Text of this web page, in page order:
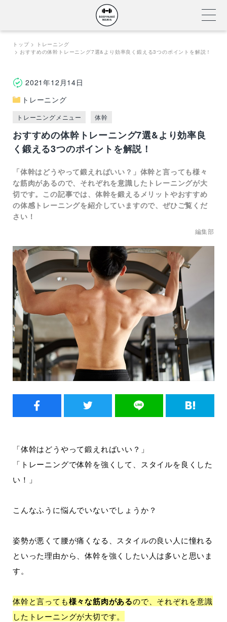
Skipトップ
トレーニング
おすすめの体幹トレーニング7選&より効率良く鍛える3つのポイントを解説！
2021年12月14日
トレーニング
トレーニングメニュー 体幹
おすすめの体幹トレーニング7選&より効率良
く鍛える3つのポイントを解説！
「体幹はどうやって鍛えればいい？」体幹と言っても様々
な筋肉があるので、それぞれを意識したトレーニングが大
切です。この記事では、体幹を鍛えるメリットやおすすめ
の体感トレーニングを紹介していますので、ぜひご覧くだ
さい！
編集部
「体幹はどうやって鍛えればいい？」
「トレーニングで体幹を強くして、スタイルを良くした
い！」
こんなふうに悩んでいないでしょうか？
姿勢が悪くて腰が痛くなる、スタイルの良い人に憧れる
といった理由から、体幹を強くしたい人は多いと思いま
す。
体幹と言っても様々な筋肉があるので、それぞれを意識
したトレーニングが大切です。